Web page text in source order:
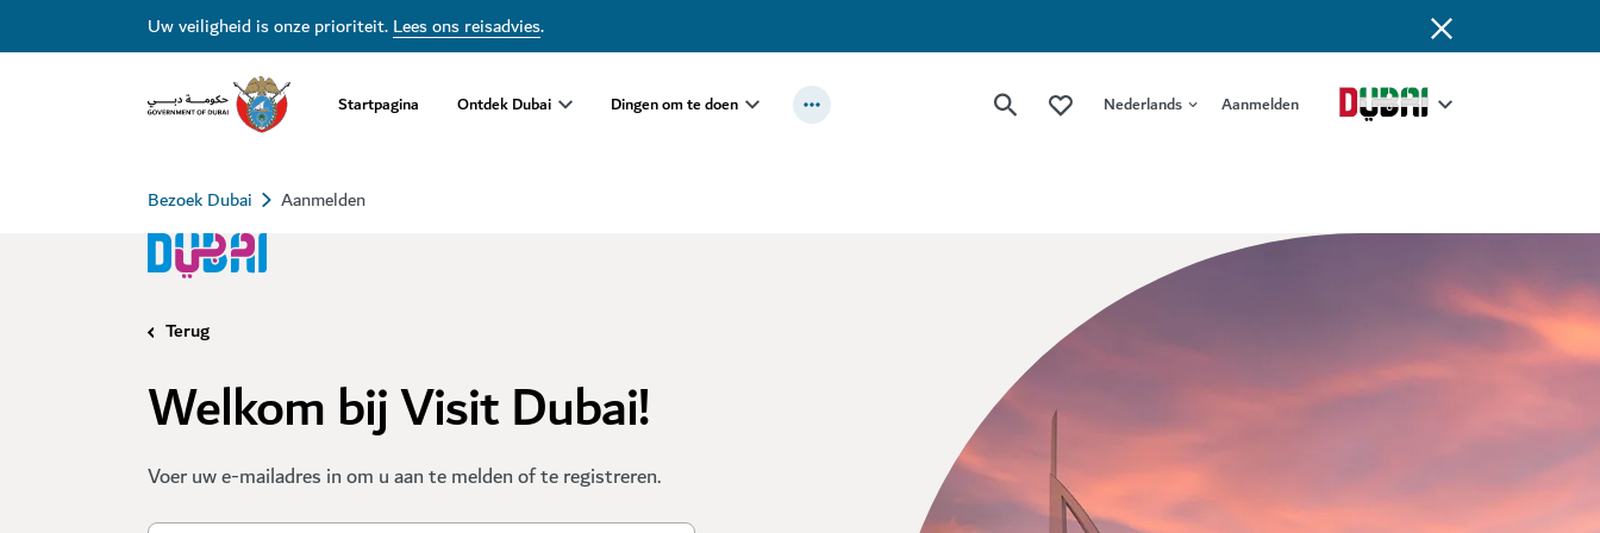
Uw veiligheid is onze prioriteit.Lees ons reisadvies.
Startpagina Ontdek Dubai Dingen om te doen Nederlands Aanmelden
Bezoek Dubai Aanmelden
Terug
Welkom bij Visit Dubai!
Voer uw e-mailadres in om u aan te melden of te registreren.